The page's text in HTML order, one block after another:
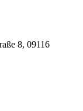
8, 09116